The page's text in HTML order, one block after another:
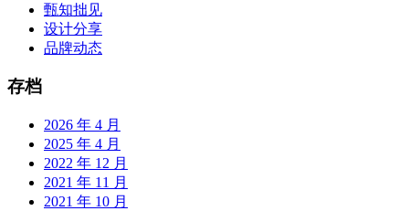
甄知拙见
设计分享
品牌动态
存档
2026 年 4 月
2025 年 4 月
2022 年 12 月
2021 年 11 月
2021 年 10 月